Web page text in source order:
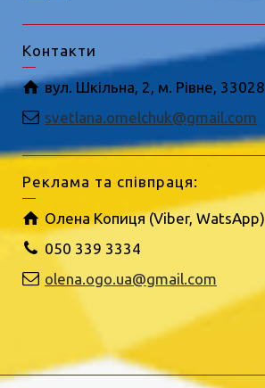
Контакти
вул. Шкільна, 2, м. Рівне, 33028
svetlana.omelchuk@gmail.com
Реклама та співпраця:
Олена Копиця (Viber, WatsApp)
050 339 3334
olena.ogo.ua@gmail.com